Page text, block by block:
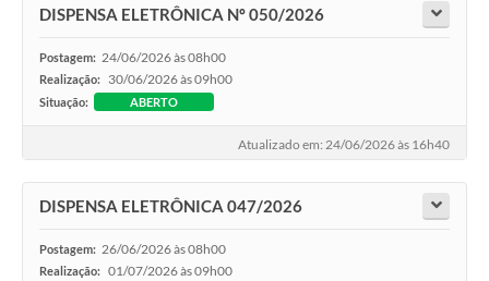
Audiências Públicas
Cemitérios
Carta de Serviços
Galeria de Vídeos
Participe mais
DISPENSA ELETRÔNICA Nº 050/2026
Postagem: 24/06/2026 às 08h00
Realização: 30/06/2026 às 09h00
Situação: ABERTO
Atualizado em: 24/06/2026 às 16h40
DISPENSA ELETRÔNICA 047/2026
Postagem: 26/06/2026 às 08h00
Realização: 01/07/2026 às 09h00